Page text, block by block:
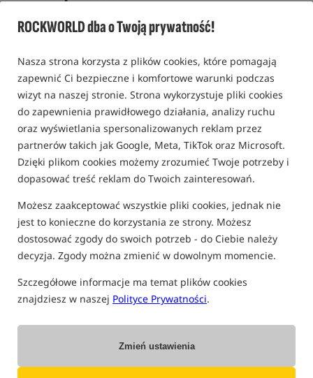
ROCKWORLD dba o Twoją prywatność!
Nasza strona korzysta z plików cookies, które pomagają
zapewnić Ci bezpieczne i komfortowe warunki podczas
wizyt na naszej stronie. Strona wykorzystuje pliki cookies
do zapewnienia prawidłowego działania, analizy ruchu
oraz wyświetlania spersonalizowanych reklam przez
partnerów takich jak Google, Meta, TikTok oraz Microsoft.
Dzięki plikom cookies możemy zrozumieć Twoje potrzeby i
dopasować treść reklam do Twoich zainteresowań.
Możesz zaakceptować wszystkie pliki cookies, jednak nie
jest to konieczne do korzystania ze strony. Możesz
dostosować zgody do swoich potrzeb - do Ciebie należy
decyzja. Zgody można zmienić w dowolnym momencie.
Szczegółowe informacje ma temat plików cookies
znajdziesz w naszej Polityce Prywatności.
Zmień ustawienia